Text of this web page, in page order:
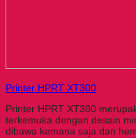
Printer HPRT XT300
Printer HPRT XT300
terkemuka dengan desain
dibawa kemana saja dan